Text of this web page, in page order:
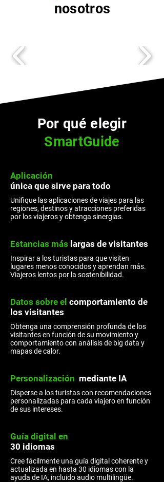
nosotros
Por qué elegir
SmartGuide
Aplicación
única que sirve para todo
Unifique las aplicaciones de viajes para las
regiones, destinos y atracciones preferidas
por los viajeros y obtenga sinergias.
Estancias más largas de visitantes
Inspirar a los turistas para que visiten
lugares menos conocidos y aprendan más.
Viajeros lentos por la sostenibilidad.
Datos sobre el comportamiento de
los visitantes
Obtenga una comprensión profunda de los
visitantes en función de su movimiento y
comportamiento con análisis de big data y
mapas de calor.
Personalización mediante IA
Disperse a los turistas con recomendaciones
personalizadas para cada viajero en función
de sus intereses.
Guía digital en
30 idiomas
Cree fácilmente una guía digital coherente y
actualizada en hasta 30 idiomas con la
ayuda de IA, incluido audio multilingüe.